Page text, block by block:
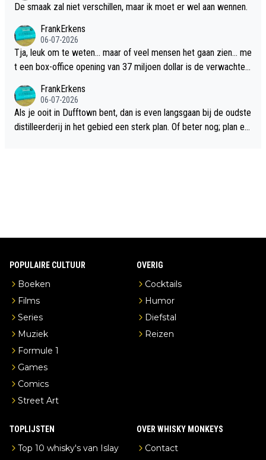
De smaak zal niet verschillen, maar ik moet er wel aan wennen.
FrankErkens
06-07-2026
Tja, leuk om te weten... maar of veel mensen het gaan zien... me
t een box-office opening van 37 miljoen dollar is de verwachte
FrankErkens
06-07-2026
Als je ooit in Dufftown bent, dan is even langsgaan bij de oudste
distilleerderij in het gebied een sterk plan. Of beter nog; plan ee
POPULAIRE CULTUUR
Boeken
Films
Series
Muziek
Formule 1
Games
Comics
Street Art
OVERIG
Cocktails
Humor
Diefstal
Reizen
TOPLIJSTEN
Top 10 whisky's van Islay
OVER WHISKY MONKEYS
Contact